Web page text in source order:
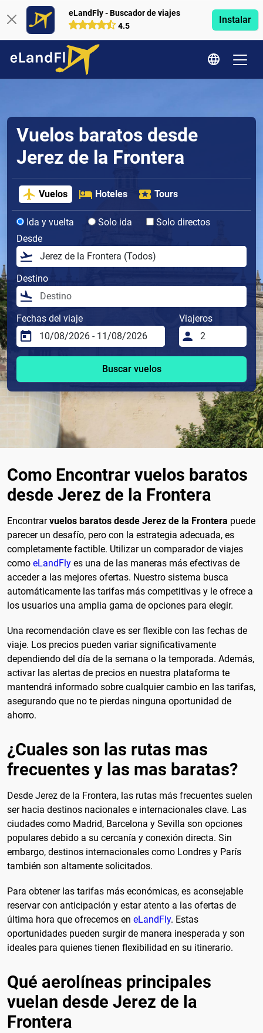
eLandFly - Buscador de viajes
4.5
Instalar
Vuelos baratos desde
Jerez de la Frontera
Vuelos Hoteles Tours
Ida y vuelta Solo ida
Solo directos
Desde
Destino
Fechas del viaje Viajeros
Buscar vuelos
Como Encontrar vuelos baratos
desde Jerez de la Frontera
Encontrarvuelos baratos desde Jerez de la Frontera puede
parecer un desafío, pero con la estrategia adecuada, es
completamente factible. Utilizar un comparador de viajes
como eLandFly es una de las maneras más efectivas de
acceder a las mejores ofertas. Nuestro sistema busca
automáticamente las tarifas más competitivas y le ofrece a
los usuarios una amplia gama de opciones para elegir.
Una recomendación clave es ser flexible con las fechas de
viaje. Los precios pueden variar significativamente
dependiendo del día de la semana o la temporada. Además,
activar las alertas de precios en nuestra plataforma te
mantendrá informado sobre cualquier cambio en las tarifas,
asegurando que no te pierdas ninguna oportunidad de
ahorro.
¿Cuales son las rutas mas
frecuentes y las mas baratas?
Desde Jerez de la Frontera, las rutas más frecuentes suelen
ser hacia destinos nacionales e internacionales clave. Las
ciudades como Madrid, Barcelona y Sevilla son opciones
populares debido a su cercanía y conexión directa. Sin
embargo, destinos internacionales como Londres y París
también son altamente solicitados.
Para obtener las tarifas más económicas, es aconsejable
reservar con anticipación y estar atento a las ofertas de
última hora que ofrecemos en eLandFly. Estas
oportunidades pueden surgir de manera inesperada y son
ideales para quienes tienen flexibilidad en su itinerario.
Qué aerolíneas principales
vuelan desde Jerez de la
Frontera